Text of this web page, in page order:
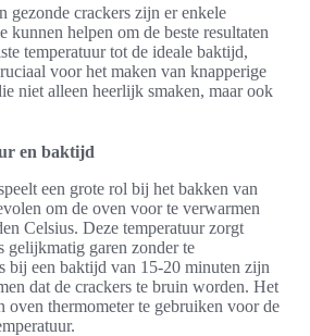
gezonde crackers zijn er enkele
kunnen helpen om de beste resultaten
temperatuur tot de ideale baktijd,
voor het maken van knapperige
niet alleen heerlijk smaken, maar ook
en baktijd
een grote rol bij het bakken van
om de oven voor te verwarmen
Celsius. Deze temperatuur zorgt
gelijkmatig garen zonder te
bij een baktijd van 15-20 minuten zijn
dat de crackers te bruin worden. Het
oven thermometer te gebruiken voor de